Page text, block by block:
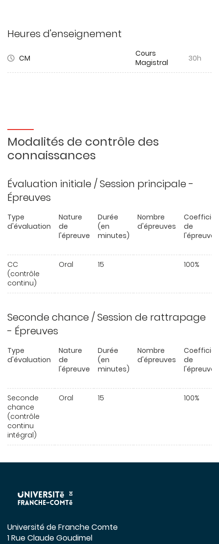
Heures d'enseignement
CM
Cours
Magistral
30h
Modalités de contrôle des
connaissances
Évaluation initiale / Session principale -
Épreuves
Type
d'évaluation
Nature
de
l'épreuve
Durée
(en
minutes)
Nombre
d'épreuves
de
l'épreuve
CC
(contrôle
continu)
Oral 15 100%
Seconde chance / Session de rattrapage
- Épreuves
Type
d'évaluation
Nature
de
l'épreuve
Durée
(en
minutes)
Nombre
d'épreuves
de
l'épreuve
Seconde
chance
(contrôle
continu
intégral)
Oral 15 100%
Université de Franche Comte
1 Rue Claude Goudimel